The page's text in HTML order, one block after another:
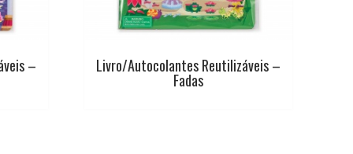
– Livro/Autocolantes Reutilizáveis –
Fadas